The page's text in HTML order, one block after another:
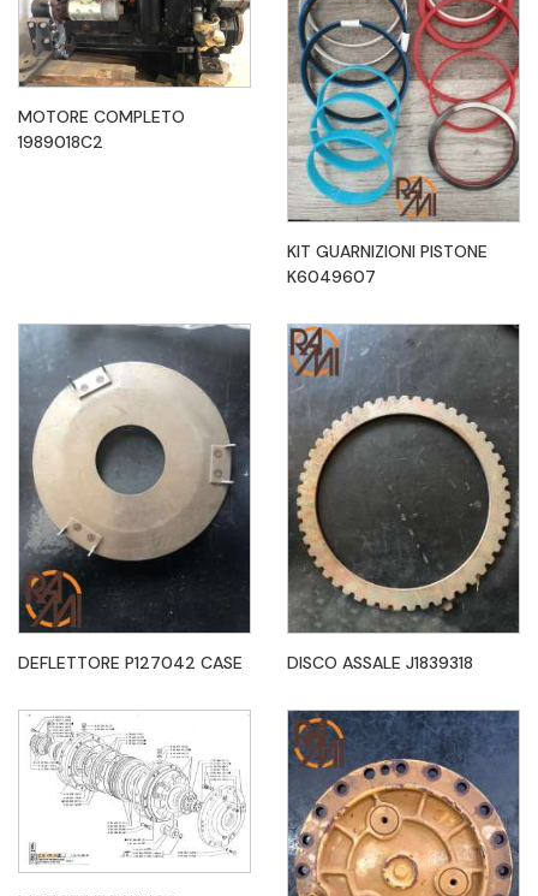
MOTORE COMPLETO
1989018C2
KIT GUARNIZIONI PISTONE
K6049607
DEFLETTORE P127042 CASE DISCO ASSALE J1839318